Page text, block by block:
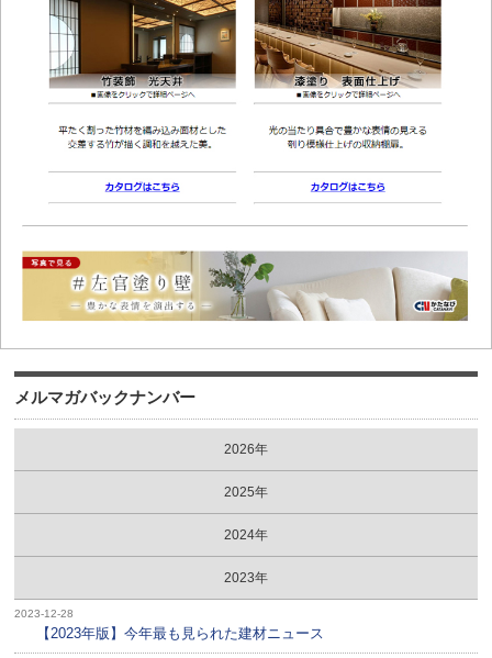
メルマガバックナンバー
2026年
2025年
2024年
2023年
2023-12-28
【2023年版】今年最も見られた建材ニュース